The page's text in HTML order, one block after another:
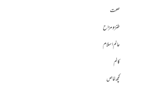
صحت
طنز و مزاح
عالم اسلام
کالم
کچھ خاص